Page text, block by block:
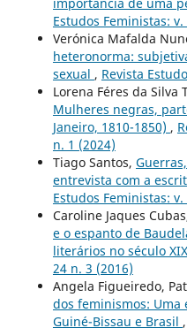
Estudos Feministas:
Verónica Mafalda
heteronorma:
sexual , Revista
Lorena Féres da Silva
Mulheres negras,
Janeiro, 1810-1850) ,
n. 1 (2024)
Tiago Santos,
entrevista com a
Estudos Feministas:
Caroline Jaques
e o espanto de
literários no século XIX
24 n. 3 (2016)
Angela Figueiredo,
dos feminismos:
Guiné-Bissau e Brasil ,